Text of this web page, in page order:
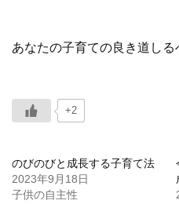
あなたの子育ての良き道しる
+2
のびのびと成長する子育て法
2023年9月18日
子供の自主性